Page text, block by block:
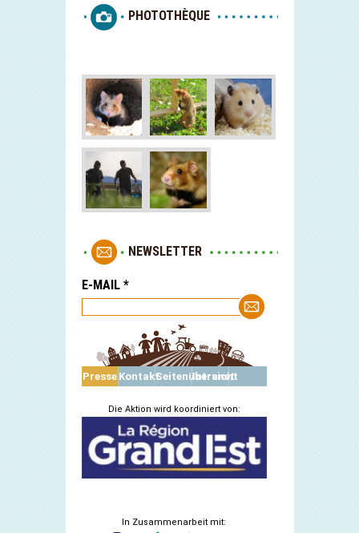
PHOTOTHÈQUE
NEWSLETTER
E-MAIL *
Presse KontaktSeitenübersicht
Intranet
Die Aktion wird koordiniert von:
In Zusammenarbeit mit: